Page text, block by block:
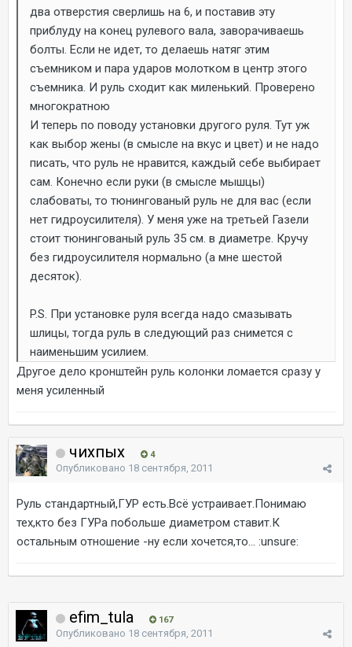
два отверстия сверлишь на 6, и поставив эту
приблуду на конец рулевого вала, заворачиваешь
болты. Если не идет, то делаешь натяг этим
съемником и пара ударов молотком в центр этого
съемника. И руль сходит как миленький. Проверено
многократною
И теперь по поводу установки другого руля. Тут уж
как выбор жены (в смысле на вкус и цвет) и не надо
писать, что руль не нравится, каждый себе выбирает
сам. Конечно если руки (в смысле мышцы)
слабоваты, то тюнингованый руль не для вас (если
нет гидроусилителя). У меня уже на третьей Газели
стоит тюнингованый руль 35 см. в диаметре. Кручу
без гидроусилителя нормально (а мне шестой
десяток).
P.S. При установке руля всегда надо смазывать
шлицы, тогда руль в следующий раз снимется с
наименьшим усилием.
Другое дело кронштейн руль колонки ломается сразу у
меня усиленный
чихпых 4
Опубликовано 18 сентября, 2011
Руль стандартный,ГУР есть.Всё устраивает.Понимаю
тех,кто без ГУРа побольше диаметром ставит.К
остальным отношение -ну если хочется,то... :unsure:
efim_tula 167
Опубликовано 18 сентября, 2011